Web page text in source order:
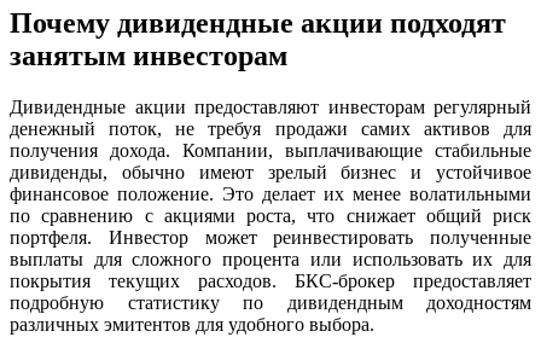
Почему дивидендные акции подходят
занятым инвесторам
Дивидендные акции предоставляют инвесторам регулярный
денежный поток, не требуя продажи самих активов для
получения дохода. Компании, выплачивающие стабильные
дивиденды, обычно имеют зрелый бизнес и устойчивое
финансовое положение. Это делает их менее волатильными
по сравнению с акциями роста, что снижает общий риск
портфеля. Инвестор может реинвестировать полученные
выплаты для сложного процента или использовать их для
покрытия текущих расходов. БКС-брокер предоставляет
подробную статистику по дивидендным доходностям
различных эмитентов для удобного выбора.